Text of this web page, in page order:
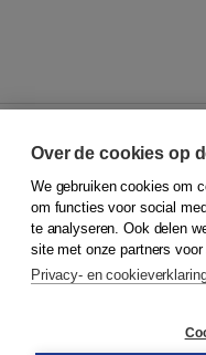
© 2026Koninklijke Boom
Klantenservice
Service & informatie
Contact
Over de cookies op
We gebruiken cookies om
om functies voor social
te analyseren. Ook delen
site met onze partners
Privacy- en